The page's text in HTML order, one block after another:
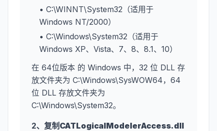
• C:\WINNT\System32（适用于
Windows NT/2000）
• C:\Windows\System32（适用于
Windows XP、Vista、7、8、8.1、10）
在 64位版本 的 Windows 中，32 位 DLL 存
放文件夹为 C:\Windows\SysWOW64，64
位 DLL 存放文件夹为
C:\Windows\System32。
2、复制 CATLogicalModelerAccess.dll